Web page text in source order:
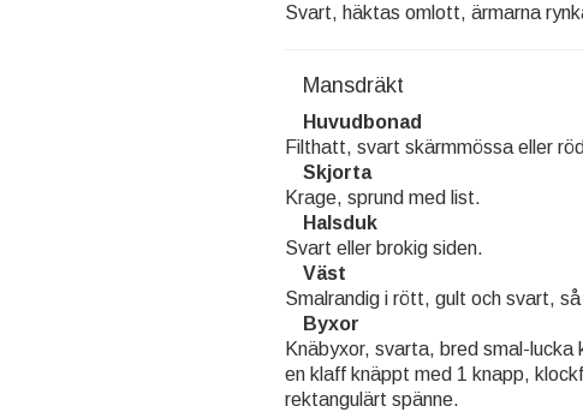
Svart, häktas omlott, ärmarna
Mansdräkt
Huvudbonad
Filthatt, svart skärmmössa eller
Skjorta
Krage, sprund med list.
Halsduk
Svart eller brokig siden.
Väst
Smalrandig i rött, gult och svart,
Byxor
Knäbyxor, svarta, bred smal-
en klaff knäppt med 1 knapp,
rektangulärt spänne.